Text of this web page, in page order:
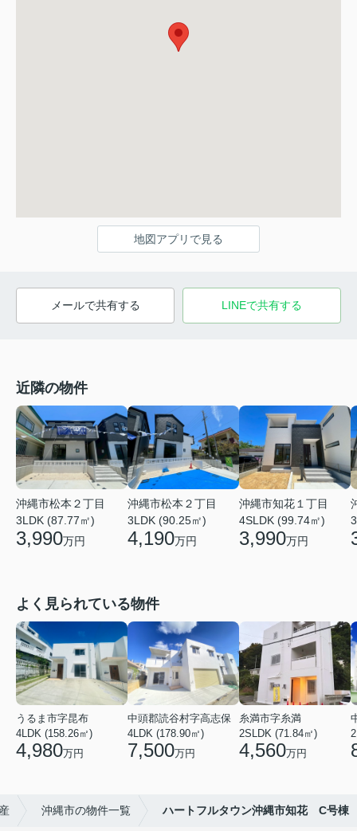
地図アプリで見る
メールで共有する LINEで共有する
近隣の物件
沖縄市松本２丁目
3LDK (87.77㎡)
3,990万円
沖縄市松本２丁目
3LDK (90.25㎡)
4,190万円
沖縄市知花１丁目
4SLDK (99.74㎡)
3,990万円
よく見られている物件
うるま市字昆布
4LDK (158.26㎡)
4,980万円
中頭郡読谷村字高志保
4LDK (178.90㎡)
7,500万円
糸満市字糸満
2SLDK (71.84㎡)
4,560万円
沖縄市の物件一覧 ハートフルタウン沖縄市知花 C号棟